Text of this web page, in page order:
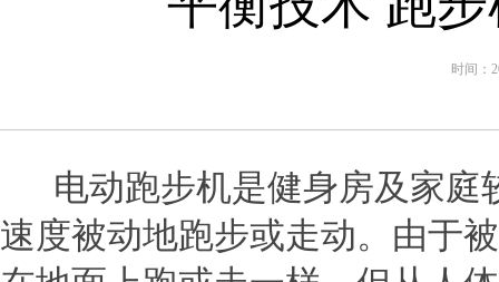
时间：
电动跑步机是健身房及家庭
速度被动地跑步或走动。由于